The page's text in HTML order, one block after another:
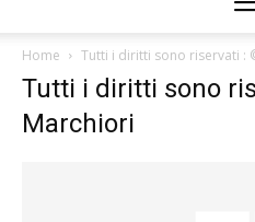
Home Tutti i diritti sono riservati :
Tutti i diritti sono
Marchiori